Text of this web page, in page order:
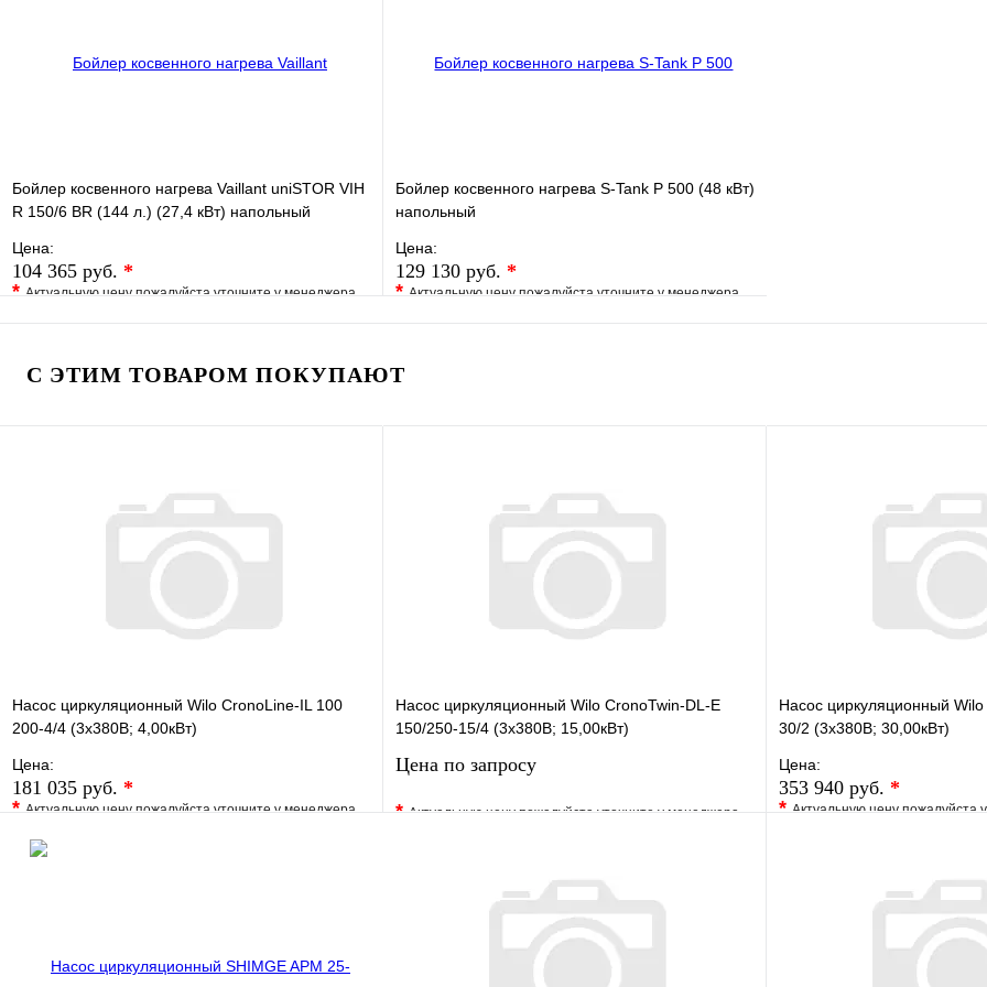
Бойлер косвенного нагрева Vaillant uniSTOR VIH
R 150/6 ВR (144 л.) (27,4 кВт) напольный
Цена:
104 365 руб. *
*Актуальную цену пожалуйста уточните у менеджера
В избранное Сравнение
В корзину
Бойлер косвенного нагрева S-Tank P 500 (48 кВт)
напольный
Цена:
129 130 руб. *
*Актуальную цену пожалуйста уточните у менеджера
В избранное Сравнение
В корзину
С ЭТИМ ТОВАРОМ ПОКУПАЮТ
Насос циркуляционный Wilo CronoLine-IL 100
200-4/4 (3х380В; 4,00кВт)
Цена:
181 035 руб. *
*Актуальную цену пожалуйста уточните у менеджера
В избранное
Насос циркуляционный Wilo CronoTwin-DL-E
150/250-15/4 (3х380В; 15,00кВт)
Цена по запросу
*Актуальную цену пожалуйста уточните у менеджера
Запросить цену
Насос циркуляционный
30/2 (3х380В; 30,00кВт)
Цена:
353 940 руб. *
*Актуальную цену пожалуйста